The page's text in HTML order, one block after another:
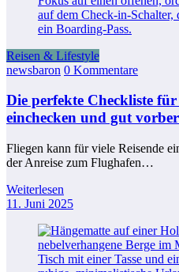
Reisen & Lifestyle
newsbaron 0 Kommentare
Die perfekte Checkliste
einchecken und gut
Fliegen kann für viele Reisende
der Anreise zum Flughafen…
Weiterlesen
11. Juni 2025